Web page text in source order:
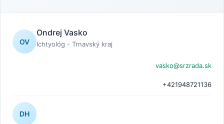
OV
Ondrej Vasko
Ichtyológ - Trnavský kraj
vasko@srzrada.sk
+421948721136
DH